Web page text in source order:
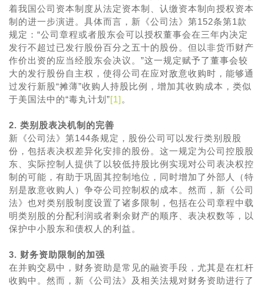
着我国公司资本制度从法定资本制、认缴资本制向授权资本
制的进一步演进。具体而言，新《公司法》第152条第1款
规定：“公司章程或者股东会可以授权董事会在三年内决定
发行不超过已发行股份百分之五十的股份。但以非货币财产
作价出资的应当经股东会决议。”这一规定赋予了董事会较
大的发行股份自主权，使得公司在应对敌意收购时，能够通
过发行新股“摊薄”收购人持股比例，增加其收购成本，类似
于美国法中的“毒丸计划”[1] 。
2. 类别股表决机制的完善
新《公司法》第144条规定，股份公司可以发行类别股股
份，包括表决权差异化安排的股份。这一规定为公司控股股
东、实际控制人提供了以较低持股比例实现对公司表决权控
制的可能，有助于巩固其控制地位，同时增加了外部人（特
别是敌意收购人）争夺公司控制权的成本。然而，新《公司
法》也对类别股制度设置了诸多限制，包括在公司章程中载
明类别股的分配利润或者剩余财产的顺序、表决权数等，以
保护中小股东和债权人的利益。
3. 财务资助限制的加强
在并购交易中，财务资助是常见的融资手段，尤其是在杠杆
收购中。然而，新《公司法》及相关法规对财务资助进行了